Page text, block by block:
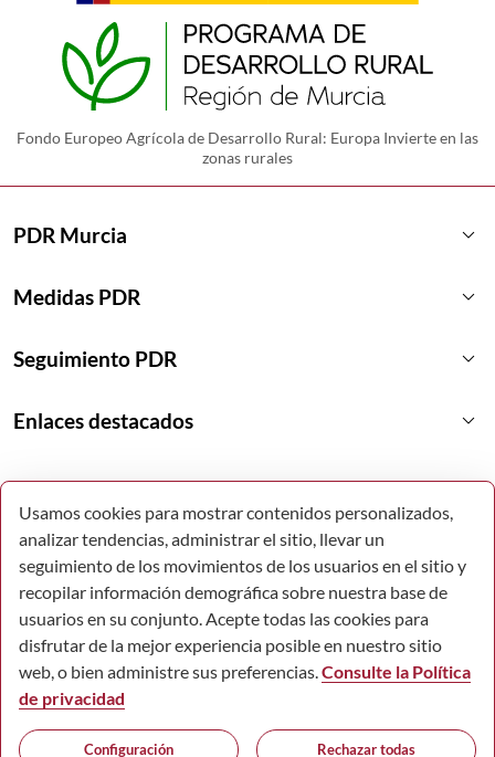
Fondo Europeo Agrícola de Desarrollo Rural: Europa Invierte en las
zonas rurales
PDR Murcia keyboard_arrow_down
Medidas PDR keyboard_arrow_down
Seguimiento PDR keyboard_arrow_down
Enlaces destacados keyboard_arrow_down
© Todos los derechos reservados.
Usamos cookies para mostrar contenidos personalizados,
analizar tendencias, administrar el sitio, llevar un
seguimiento de los movimientos de los usuarios en el sitio y
recopilar información demográfica sobre nuestra base de
usuarios en su conjunto. Acepte todas las cookies para
disfrutar de la mejor experiencia posible en nuestro sitio
web, o bien administre sus preferencias.Consulte la Política
de privacidad
Configuración Rechazar todas